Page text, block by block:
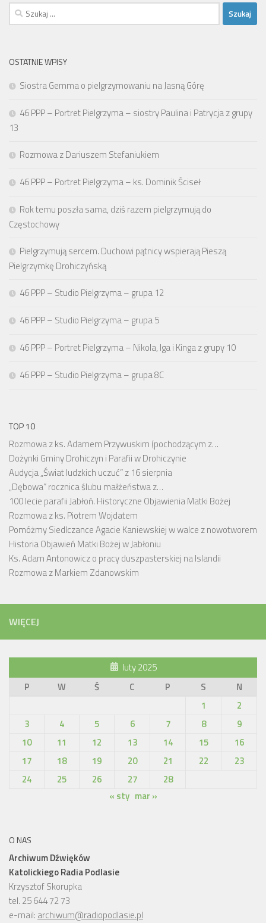
Szukaj:
OSTATNIE WPISY
Siostra Gemma o pielgrzymowaniu na Jasną Górę
46 PPP – Portret Pielgrzyma – siostry Paulina i Patrycja z grupy
13
Rozmowa z Dariuszem Stefaniukiem
46 PPP – Portret Pielgrzyma – ks. Dominik Ściseł
Rok temu poszła sama, dziś razem pielgrzymują do
Częstochowy
Pielgrzymują sercem. Duchowi pątnicy wspierają Pieszą
Pielgrzymkę Drohiczyńską
46 PPP – Studio Pielgrzyma – grupa 12
46 PPP – Studio Pielgrzyma – grupa 5
46 PPP – Portret Pielgrzyma – Nikola, Iga i Kinga z grupy 10
46 PPP – Studio Pielgrzyma – grupa 8C
TOP 10
Rozmowa z ks. Adamem Przywuskim (pochodzącym z…
Dożynki Gminy Drohiczyn i Parafii w Drohiczynie
Audycja „Świat ludzkich uczuć” z 16 sierpnia
„Dębowa” rocznica ślubu małżeństwa z…
100 lecie parafii Jabłoń. Historyczne Objawienia Matki Bożej
Rozmowa z ks. Piotrem Wojdatem
Pomóżmy Siedlczance Agacie Kaniewskiej w walce z nowotworem
Historia Objawień Matki Bożej w Jabłoniu
Ks. Adam Antonowicz o pracy duszpasterskiej na Islandii
Rozmowa z Markiem Zdanowskim
WIĘCEJ
luty 2025
P
W Ś C P S
N
1
2
3
4 5 6 7 8
9
10
11 12 13 14 15
16
17
18 19 20 21 22
23
24
25 26 27
28
« sty mar »
O NAS
Archiwum Dźwięków
Katolickiego Radia Podlasie
Krzysztof Skorupka
tel. 25 644 72 73
e-mail: archiwum@radiopodlasie.pl